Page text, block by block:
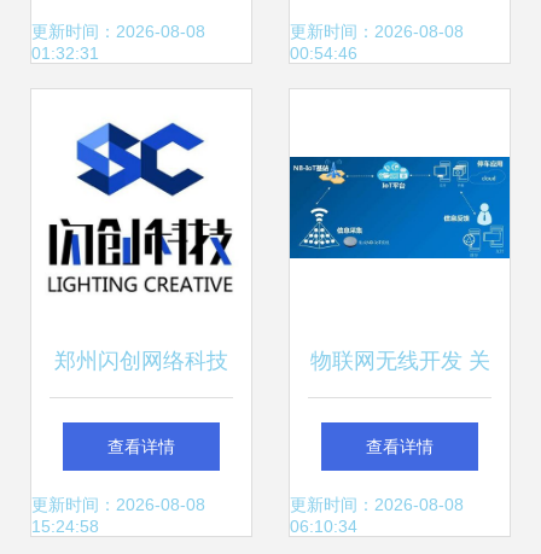
动的工业互联腾飞
更新时间：2026-08-08
01:32:31
的视觉盛宴
更新时间：2026-08-08
00:54:46
郑州闪创网络科技
技术驱动下的网络
服务创新与实践
查看详情
更新时间：2026-08-08
15:24:58
物联网无线开发 关
键技术对比全解析
查看详情
更新时间：2026-08-08
06:10:34